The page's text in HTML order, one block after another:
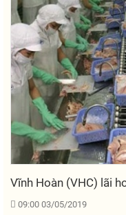
Vĩnh Hoàn (VHC) lãi
09:00 03/05/2019